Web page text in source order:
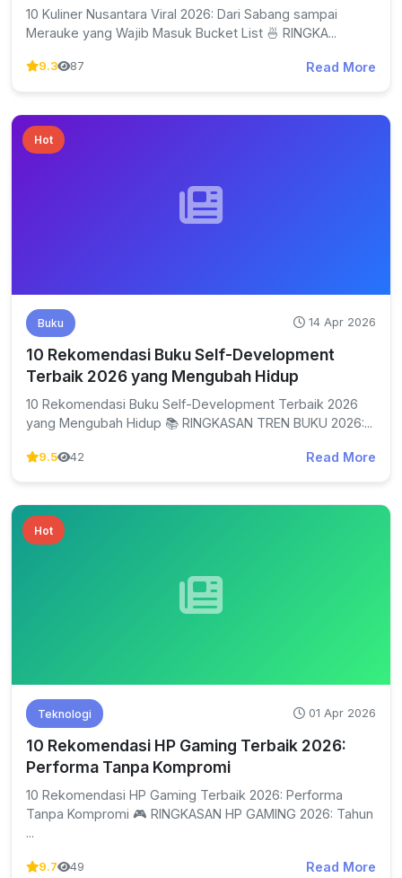
10 Kuliner Nusantara Viral 2026: Dari Sabang sampai
Merauke yang Wajib Masuk Bucket List 🍜 RINGKA...
9.3 87 Read More
Hot
Buku 14 Apr 2026
10 Rekomendasi Buku Self-Development
Terbaik 2026 yang Mengubah Hidup
10 Rekomendasi Buku Self-Development Terbaik 2026
yang Mengubah Hidup 📚 RINGKASAN TREN BUKU 2026:...
9.5 42 Read More
Hot
Teknologi 01 Apr 2026
10 Rekomendasi HP Gaming Terbaik 2026:
Performa Tanpa Kompromi
10 Rekomendasi HP Gaming Terbaik 2026: Performa
Tanpa Kompromi 🎮 RINGKASAN HP GAMING 2026: Tahun
...
9.7 49 Read More